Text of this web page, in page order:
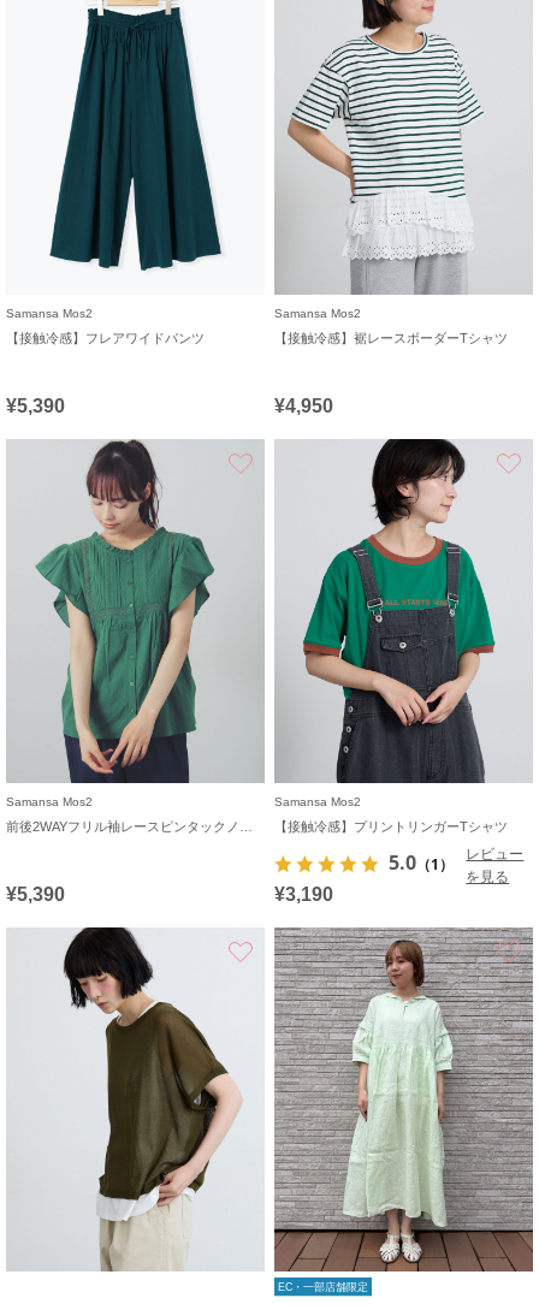
Samansa Mos2
【接触冷感】フレアワイドパンツ
¥5,390
Samansa Mos2
【接触冷感】裾レースボーダーTシャツ
¥4,950
Samansa Mos2
¥5,390
Samansa Mos2
【接触冷感】プリントリンガーTシャツ
5.0 （1）
レビュー
を見る
¥3,190
お気に入り
EC・一部店舗限定